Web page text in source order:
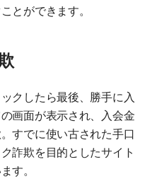
とができます。
クしたら最後、勝手に入
画面が表示され、入会金
すでに使い古された手口
詐欺を目的としたサイト
す。